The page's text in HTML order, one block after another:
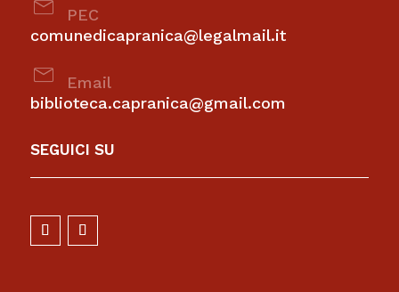
mail
PEC
comunedicapranica@legalmail.it
mail
Email
biblioteca.capranica@gmail.com
SEGUICI SU